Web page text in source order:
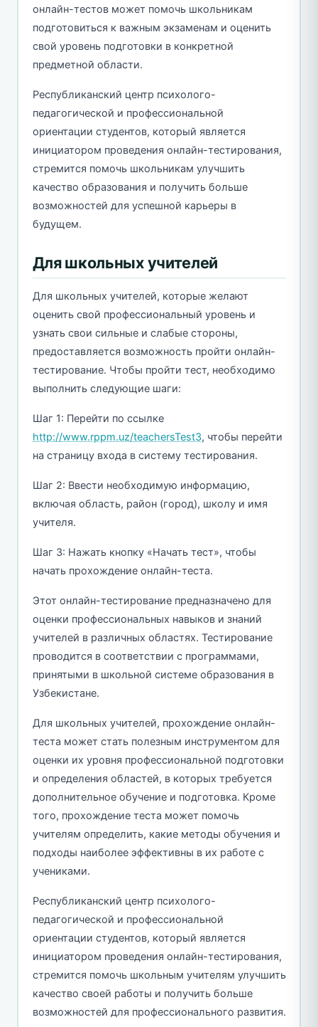
онлайн-тестов может помочь школьникам
подготовиться к важным экзаменам и оценить
свой уровень подготовки в конкретной
предметной области.
Республиканский центр психолого-
педагогической и профессиональной
ориентации студентов, который является
инициатором проведения онлайн-тестирования,
стремится помочь школьникам улучшить
качество образования и получить больше
возможностей для успешной карьеры в
будущем.
Для школьных учителей
Для школьных учителей, которые желают
оценить свой профессиональный уровень и
узнать свои сильные и слабые стороны,
предоставляется возможность пройти онлайн-
тестирование. Чтобы пройти тест, необходимо
выполнить следующие шаги:
Шаг 1: Перейти по ссылке
http://www.rppm.uz/teachersTest3, чтобы перейти
на страницу входа в систему тестирования.
Шаг 2: Ввести необходимую информацию,
включая область, район (город), школу и имя
учителя.
Шаг 3: Нажать кнопку «Начать тест», чтобы
начать прохождение онлайн-теста.
Этот онлайн-тестирование предназначено для
оценки профессиональных навыков и знаний
учителей в различных областях. Тестирование
проводится в соответствии с программами,
принятыми в школьной системе образования в
Узбекистане.
Для школьных учителей, прохождение онлайн-
теста может стать полезным инструментом для
оценки их уровня профессиональной подготовки
и определения областей, в которых требуется
дополнительное обучение и подготовка. Кроме
того, прохождение теста может помочь
учителям определить, какие методы обучения и
подходы наиболее эффективны в их работе с
учениками.
Республиканский центр психолого-
педагогической и профессиональной
ориентации студентов, который является
инициатором проведения онлайн-тестирования,
стремится помочь школьным учителям улучшить
качество своей работы и получить больше
возможностей для профессионального развития.